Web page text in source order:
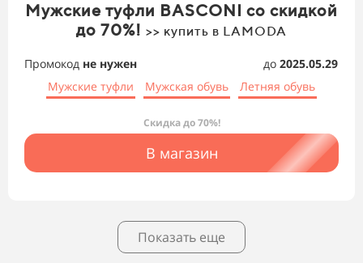
Мужские туфли BASCONI со скидкой
до 70%! >> купить в LAMODA
Промокод не нужен до 2025.05.29
Мужские туфли
Мужская обувь Летняя обувь
Скидка до 70%!
В магазин
Показать еще